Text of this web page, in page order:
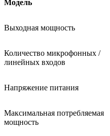
Модель
Выходная мощность
Количество микрофонных /
линейных входов
Напряжение питания
Максимальная потребляемая
мощность